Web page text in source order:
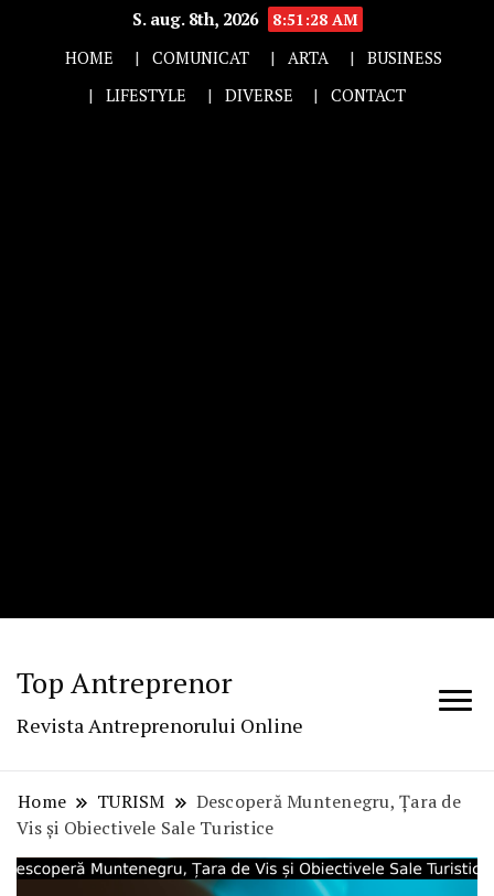
S. aug. 8th, 2026
8:51:29 AM
HOME
COMUNICAT ARTA
BUSINESS
LIFESTYLE
DIVERSE CONTACT
Top Antreprenor
Revista Antreprenorului Online
Home TURISM
Descoperă Muntenegru, Țara de
Vis și Obiectivele Sale Turistice